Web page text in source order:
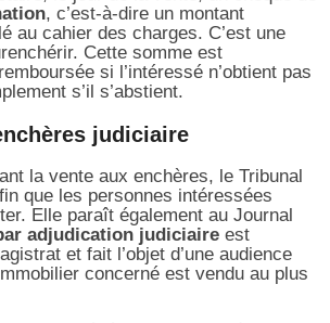
, c’est-à-dire un montant
au cahier des charges. C’est une
Cette somme est
si l’intéressé n’obtient pas
s’il s’abstient.
judiciaire
la vente aux enchères, le Tribunal
que les personnes intéressées
Elle paraît également au Journal
adjudication judiciaire est
et fait l’objet d’une audience
concerné est vendu au plus